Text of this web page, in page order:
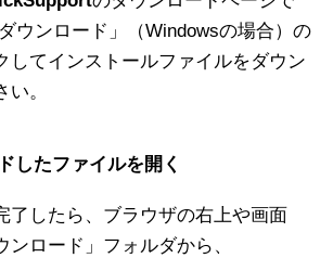
ウンロード」（Windowsの場合）の
してインストールファイルをダウン
。
したファイルを開く
了したら、ブラウザの右上や画面
ンロード」フォルダから、